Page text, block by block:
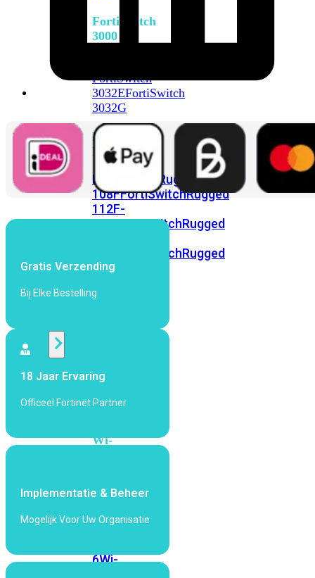
FortiSwitch
3000
FortiSwitch
3032EFortiSwitch
3032G
FortiSwitch
Ruggedized
FortiSwitchRugged
108FFortiSwitchRugged
112F-
POEFortiSwitchRugged
FortiSwitchRugged
424F-
Access
Points
Wi-
Wi-
Fi
Wi-
6Wi-
Gratis Verzending
Bij Elke Bestelling
18 Jaar Ervaring
Officeel Fortinet Partner
Implementatie & Beheer
Mogelijk Voor Uw Organisatie